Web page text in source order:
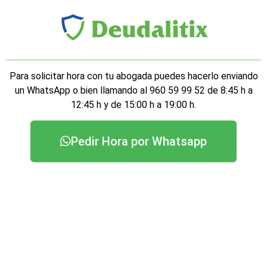
Para solicitar hora con tu abogada puedes hacerlo enviando
un WhatsApp o bien llamando al 960 59 99 52 de 8:45 h a
12:45 h y de 15:00 h a 19:00 h.
Pedir Hora por Whatsapp